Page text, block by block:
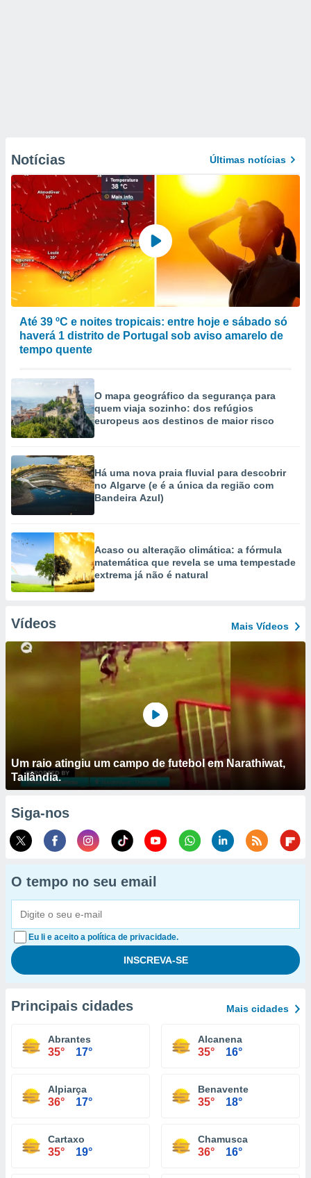
Notícias Últimas notícias
Até 39 ºC e noites tropicais: entre hoje e sábado só
haverá 1 distrito de Portugal sob aviso amarelo de
tempo quente
O mapa geográfico da segurança para
quem viaja sozinho: dos refúgios
europeus aos destinos de maior risco
Há uma nova praia fluvial para descobrir
no Algarve (e é a única da região com
Bandeira Azul)
Acaso ou alteração climática: a fórmula
matemática que revela se uma tempestade
extrema já não é natural
Vídeos Mais Vídeos
Um raio atingiu um campo de futebol em Narathiwat,
Tailândia.
Siga-nos
O tempo no seu email
Eu li e aceito a política de privacidade.
Principais cidades Mais cidades
Abrantes
35° 17°
Alcanena
35° 16°
Alpiarça
36° 17°
Benavente
35° 18°
Cartaxo
35° 19°
Chamusca
36° 16°